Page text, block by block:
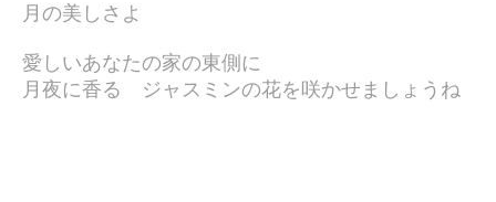
月の美しさよ
愛しいあなたの家の東側に
月夜に香る ジャスミンの花を咲かせましょうね